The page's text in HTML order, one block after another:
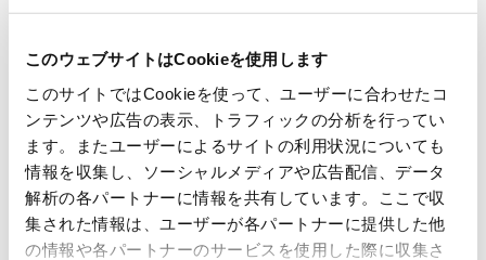
このウェブサイトはCookieを使用します
このサイトではCookieを使って、ユーザーに合わせたコ
ンテンツや広告の表示、トラフィックの分析を行ってい
ます。またユーザーによるサイトの利用状況についても
情報を収集し、ソーシャルメディアや広告配信、データ
解析の各パートナーに情報を共有しています。ここで収
集された情報は、ユーザーが各パートナーに提供した他
の情報や各パートナーのサービスを使用した際に収集さ